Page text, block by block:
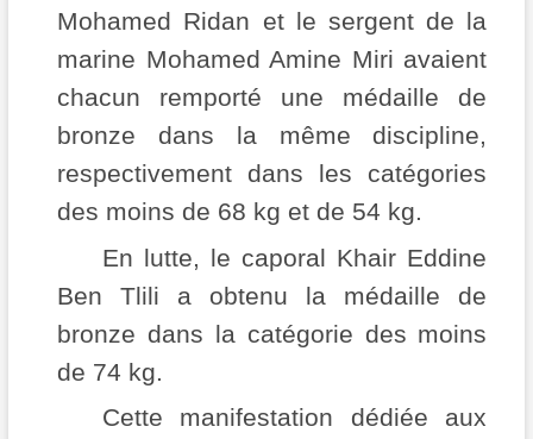
Mohamed Ridan et le sergent de la
marine Mohamed Amine Miri avaient
chacun remporté une médaille de
bronze dans la même discipline,
respectivement dans les catégories
des moins de 68 kg et de 54 kg.
En lutte, le caporal Khair Eddine
Ben Tlili a obtenu la médaille de
bronze dans la catégorie des moins
de 74 kg.
Cette manifestation dédiée aux